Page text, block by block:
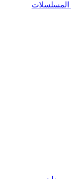
المسلسلات